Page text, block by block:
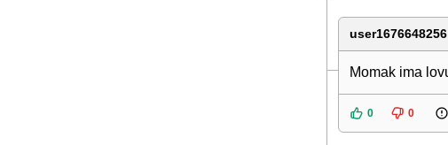
user1676648256
Momak ima
0 0